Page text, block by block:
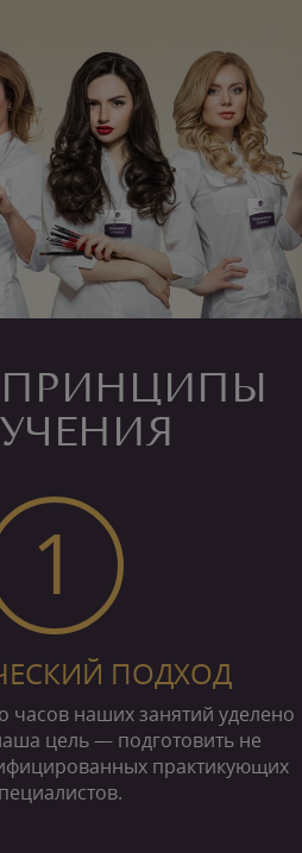
1
ПОДХОД
наших занятий уделено
цель — подготовить не
практикующих